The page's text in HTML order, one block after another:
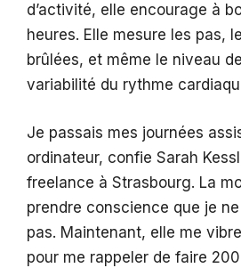
d’activité, elle encourage à
heures. Elle mesure les pas,
brûlées, et même le niveau
variabilité du rythme
Je passais mes journées
ordinateur, confie Sarah
freelance à Strasbourg. La
prendre conscience que je
pas. Maintenant, elle me
pour me rappeler de faire